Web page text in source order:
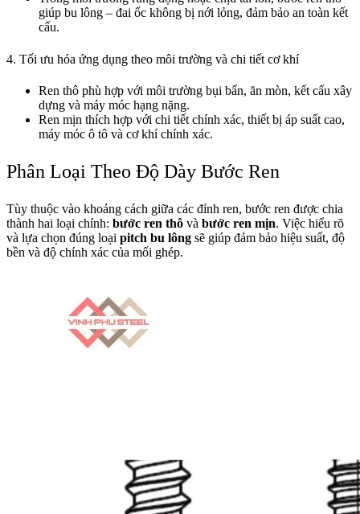
giúp bu lông – đai ốc không bị nới lỏng, đảm bảo an toàn kết
cấu.
4. Tối ưu hóa ứng dụng theo môi trường và chi tiết cơ khí
Ren thô phù hợp với môi trường bụi bẩn, ăn mòn, kết cấu xây
dựng và máy móc hạng nặng.
Ren mịn thích hợp với chi tiết chính xác, thiết bị áp suất cao,
máy móc ô tô và cơ khí chính xác.
Phân Loại Theo Độ Dày Bước Ren
Tùy thuộc vào khoảng cách giữa các đỉnh ren, bước ren được chia
thành hai loại chính: bước ren thô và bước ren mịn. Việc hiểu rõ
và lựa chọn đúng loại pitch bu lông sẽ giúp đảm bảo hiệu suất, độ
bền và độ chính xác của mối ghép.